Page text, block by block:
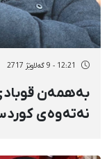
12:21 - 9 گەلاوێژ 2717
بەهمەن
نەتەوەی